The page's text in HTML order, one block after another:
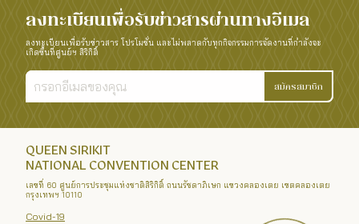
ลงทะเบียนเพื่อรับข่าวสารผ่านทางอีเมล
ลงทะเบียนเพื่อรับข่าวสาร โปรโมชั่น และไม่พลาดกับทุกกิจกรรมการจัดงานที่กำลังจะ
เกิดขึ้นที่ศูนย์ฯ สิริกิติ์
สมัครสมาชิก
QUEEN SIRIKIT
NATIONAL CONVENTION CENTER
เลขที่ 60 ศูนย์การประชุมแห่งชาติสิริกิติ์ ถนนรัชดาภิเษก แขวงคลองเตย เขตคลองเตย
กรุงเทพฯ 10110
Covid-19